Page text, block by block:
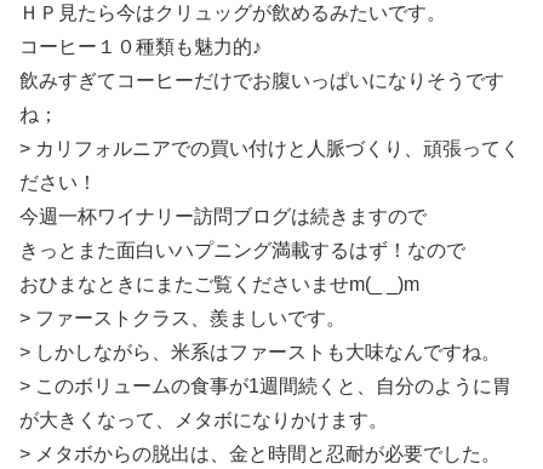
ＨＰ見たら今はクリュッグが飲めるみたいです。
コーヒー１０種類も魅力的♪
飲みすぎてコーヒーだけでお腹いっぱいになりそうです
ね；
> カリフォルニアでの買い付けと人脈づくり、頑張ってく
ださい！
今週一杯ワイナリー訪問ブログは続きますので
きっとまた面白いハプニング満載するはず！なので
おひまなときにまたご覧くださいませm(_ _)m
> ファーストクラス、羨ましいです。
> しかしながら、米系はファーストも大味なんですね。
> このボリュームの食事が1週間続くと、自分のように胃
が大きくなって、メタボになりかけます。
> メタボからの脱出は、金と時間と忍耐が必要でした。